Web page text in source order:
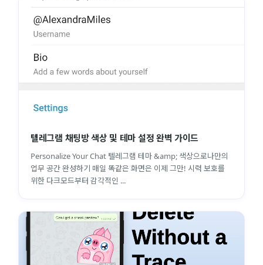
텔레그램 채팅방 색상 및 테마 설정 완벽 가이드
Personalize Your Chat 텔레그램 테마 &amp; 색상으로나만의
업무 공간 완성하기 매일 똑같은 화면은 이제 그만! 시력 보호를
위한 다크모드부터 감각적인 ...